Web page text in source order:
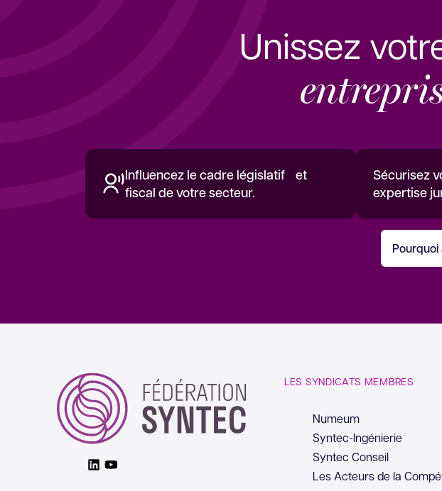
Unissez
Influencez le cadre législatif et
fiscal de votre secteur.
Sécurisez
expertise
LinkedinYoutube
LES SYNDICATS MEMBRES
Numeum
Syntec-Ingénierie
Syntec Conseil
Les Acteurs de la